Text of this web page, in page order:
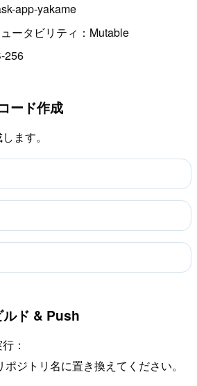
app-yakame
ータビリティ：Mutable
256
ード作成
ます。
ド & Push
：
ポジトリ名に置き換えてください。